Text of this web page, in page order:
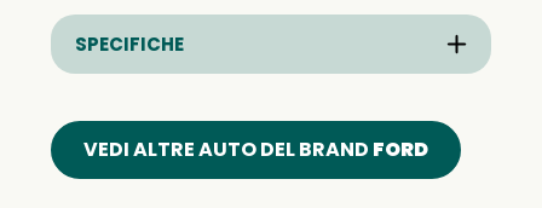
SPECIFICHE
VEDI ALTRE AUTO DEL BRAND FORD